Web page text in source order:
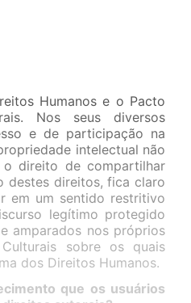
Humanos e o Pacto
Nos seus diversos
e de participação na
intelectual não
o direito de compartilhar
destes direitos, fica claro
em um sentido restritivo
legítimo protegido
amparados nos próprios
sobre os quais
dos Direitos Humanos.
que os usuários